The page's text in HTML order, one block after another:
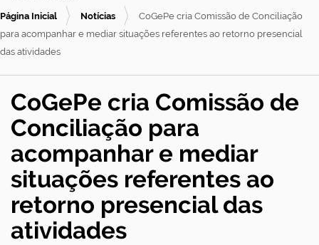
e
g
a
ç
Página Inicial Notícias
CoGePe cria Comissão de Conciliação
para acompanhar e mediar situações referentes ao retorno presencial
das atividades
CoGePe cria Comissão de
Conciliação para
acompanhar e mediar
situações referentes ao
retorno presencial das
atividades